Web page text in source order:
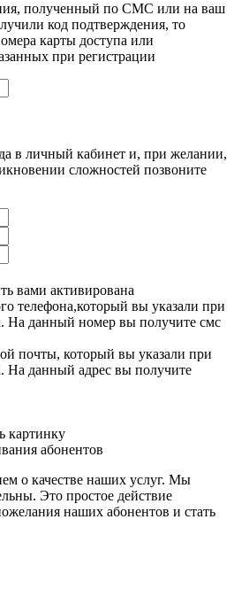
полученный по СМС или на ваш
код подтверждения, то
карты доступа или
при регистрации
в личный кабинет и, при желании,
сложностей позвоните
вами активирована
телефона,который вы указали при
На данный номер вы получите смс
почты, который вы указали при
На данный адрес вы получите
картинку
абонентов
о качестве наших услуг. Мы
Это простое действие
наших абонентов и стать